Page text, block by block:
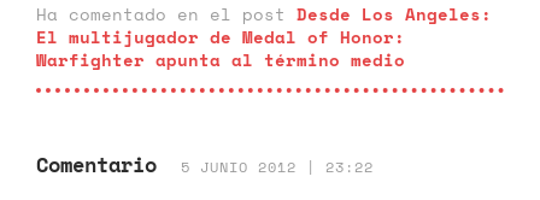
Ha comentado en el post Desde Los Angeles:
El multijugador de Medal of Honor:
Warfighter apunta al término medio
Comentario 5 JUNIO 2012 | 23:22